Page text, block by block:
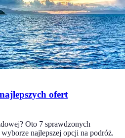
ofert
Oto 7 sprawdzonych
najlepszej opcji na podróż.